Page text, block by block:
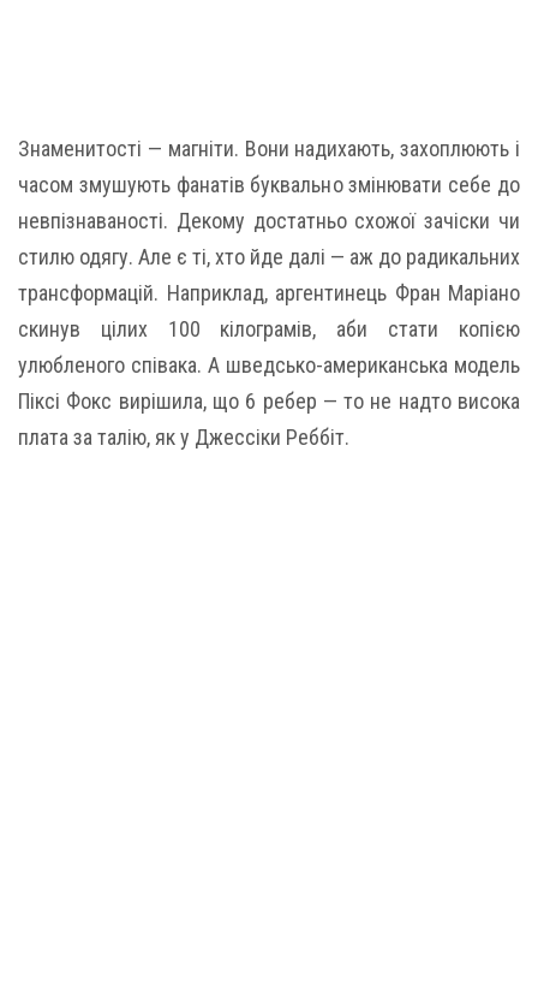
Знаменитості — магніти. Вони надихають, захоплюють і
часом змушують фанатів буквально змінювати себе до
невпізнаваності. Декому достатньо схожої зачіски чи
стилю одягу. Але є ті, хто йде далі — аж до радикальних
трансформацій. Наприклад, аргентинець Фран Маріано
скинув цілих 100 кілограмів, аби стати копією
улюбленого співака. А шведсько-американська модель
Піксі Фокс вирішила, що 6 ребер — то не надто висока
плата за талію, як у Джессіки Реббіт.